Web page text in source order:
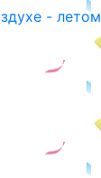
- летом